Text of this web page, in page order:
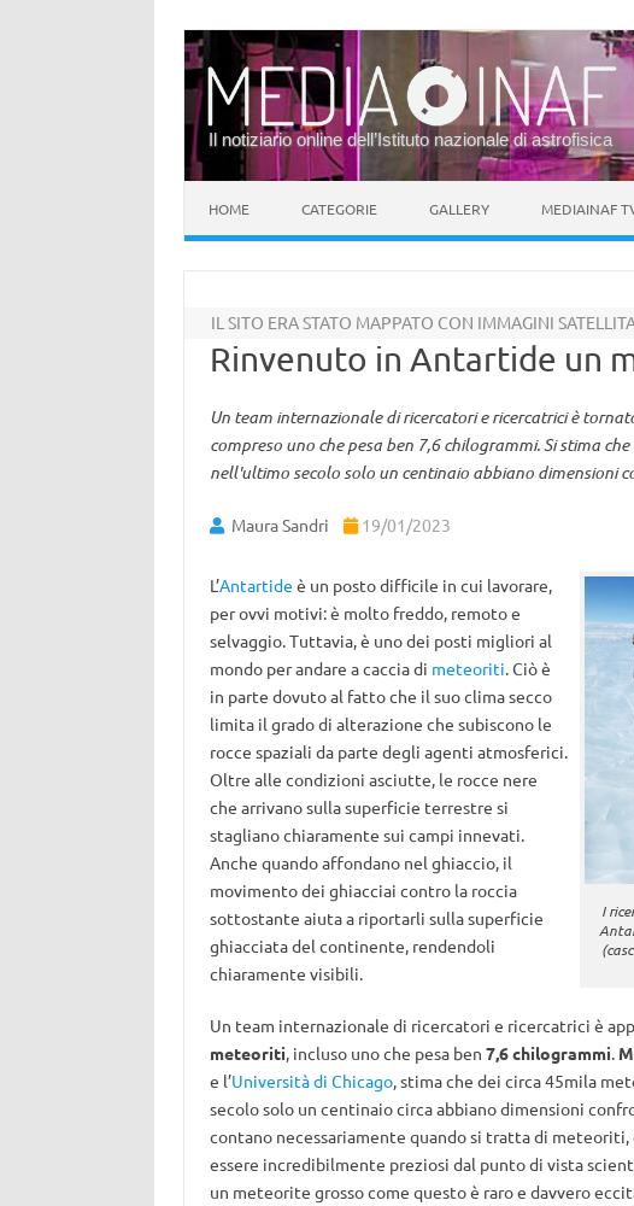
Il notiziario online dell’Istituto nazionale di astrofisica
HOME CATEGORIE GALLERY MEDIAINAF
IL SITO ERA STATO MAPPATO CON IMMAGINI
Rinvenuto in Antartide un
Un team internazionale di ricercatori e ricercatrici è
compreso uno che pesa ben 7,6 chilogrammi. Si stima
nell'ultimo secolo solo un centinaio abbiano dimensioni
Maura Sandri 19/01/2023
I
L’Antartide è un posto difficile in cui lavorare,
per ovvi motivi: è molto freddo, remoto e
selvaggio. Tuttavia, è uno dei posti migliori al
mondo per andare a caccia di meteoriti. Ciò è
in parte dovuto al fatto che il suo clima secco
limita il grado di alterazione che subiscono le
rocce spaziali da parte degli agenti atmosferici.
Oltre alle condizioni asciutte, le rocce nere
che arrivano sulla superficie terrestre si
stagliano chiaramente sui campi innevati.
Anche quando affondano nel ghiaccio, il
movimento dei ghiacciai contro la roccia
sottostante aiuta a riportarli sulla superficie
ghiacciata del continente, rendendoli
chiaramente visibili.
Un team internazionale di ricercatori e ricercatrici è
meteoriti, incluso uno che pesa ben 7,6 chilogrammi.
e l’Università di Chicago, stima che dei circa 45mila
secolo solo un centinaio circa abbiano dimensioni
contano necessariamente quando si tratta di
essere incredibilmente preziosi dal punto di vista
un meteorite grosso come questo è raro e davvero